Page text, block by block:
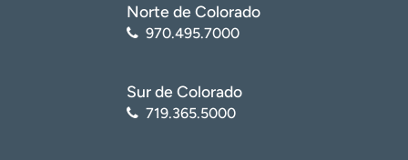
Norte de Colorado
970.495.7000
Sur de Colorado
719.365.5000